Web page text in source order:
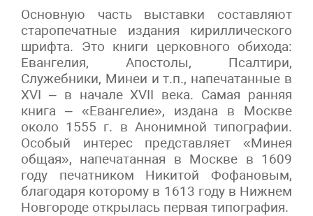
Основную часть выставки составляют
старопечатные издания кириллического
шрифта. Это книги церковного обихода:
Евангелия, Апостолы, Псалтири,
Служебники, Минеи и т.п., напечатанные в
XVI – в начале XVII века. Самая ранняя
книга – «Евангелие», издана в Москве
около 1555 г. в Анонимной типографии.
Особый интерес представляет «Минея
общая», напечатанная в Москве в 1609
году печатником Никитой Фофановым,
благодаря которому в 1613 году в Нижнем
Новгороде открылась первая типография.